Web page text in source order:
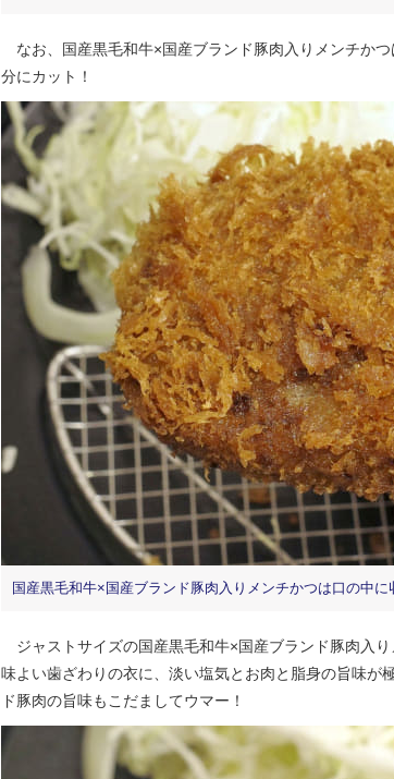
なお、国産黒毛和牛×国産ブランド豚肉入りメンチか
分にカット！
国産黒毛和牛×国産ブランド豚肉入りメンチかつは口の中に
ジャストサイズの国産黒毛和牛×国産ブランド豚肉入
味よい歯ざわりの衣に、淡い塩気とお肉と脂身の旨味が
ド豚肉の旨味もこだましてウマー！